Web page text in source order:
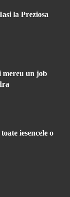
la Preziosa
mereu un job
iesencele o